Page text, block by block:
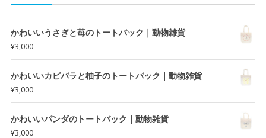
かわいいうさぎと苺のトートバック｜動物雑貨
¥3,000
かわいいカピバラと柚子のトートバック｜動物雑貨
¥3,000
かわいいパンダのトートバック｜動物雑貨
¥3,000